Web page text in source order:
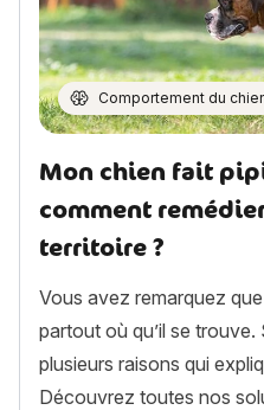
Comportement du
Mon chien fait
comment
territoire ?
Vous avez remarquez
partout où qu’il se trouve.
plusieurs raisons qui
Découvrez toutes nos